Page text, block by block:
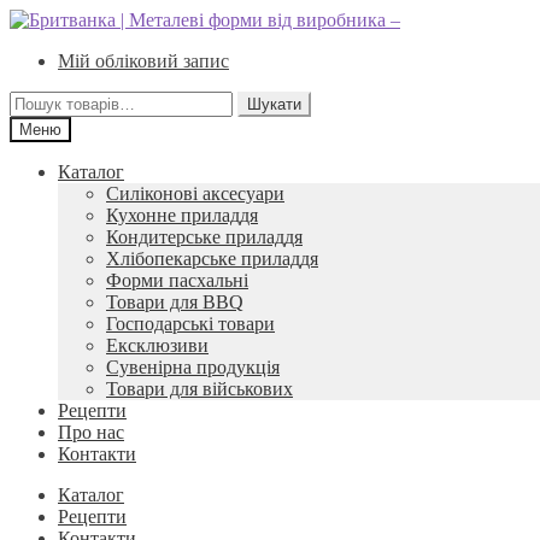
Перейти
навігації
Перейти
вмістуМій обліковий запис
Шукати:
Шукати
Меню
Каталог
Силіконові аксесуари
Кухонне приладдя
Кондитерське приладдя
Хлібопекарське приладдя
Форми пасхальні
Товари для BBQ
Господарські товари
Ексклюзиви
Сувенірна продукція
Товари для військових
Рецепти
Про нас
Контакти
Каталог
Рецепти